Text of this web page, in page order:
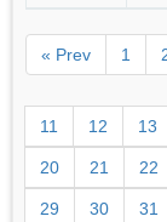
« Prev 1
11 12 13
20 21 22
29 30 31